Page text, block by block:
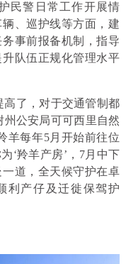
民警日常工作开展情
、巡护线等方面，建
事前报备机制，指导
队伍正规化管理水平
高了，对于交通管制都
州公安局可可西里自然
羊每年5月开始前往位
‘羚羊产房’，7月中下
道，全天候守护在卓
利产仔及迁徙保驾护